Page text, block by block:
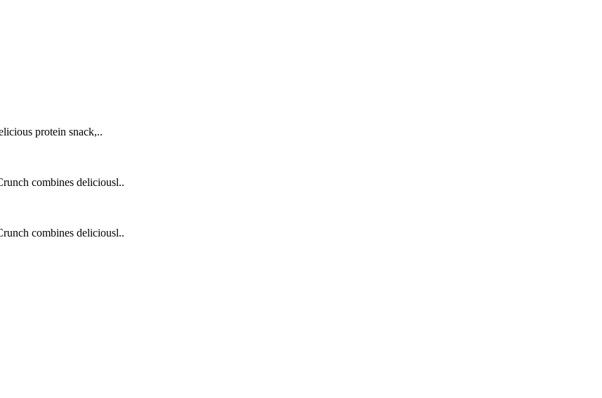
protein snack,..
combines deliciousl..
combines deliciousl..